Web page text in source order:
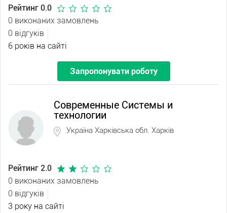
Рейтинг 0.0
0 виконаних замовлень
0 відгуків
6 років на сайті
Запропонувати роботу
Современные Системы и
технологии
Україна Харківська обл. Харків
Рейтинг 2.0
0 виконаних замовлень
0 відгуків
3 року на сайті